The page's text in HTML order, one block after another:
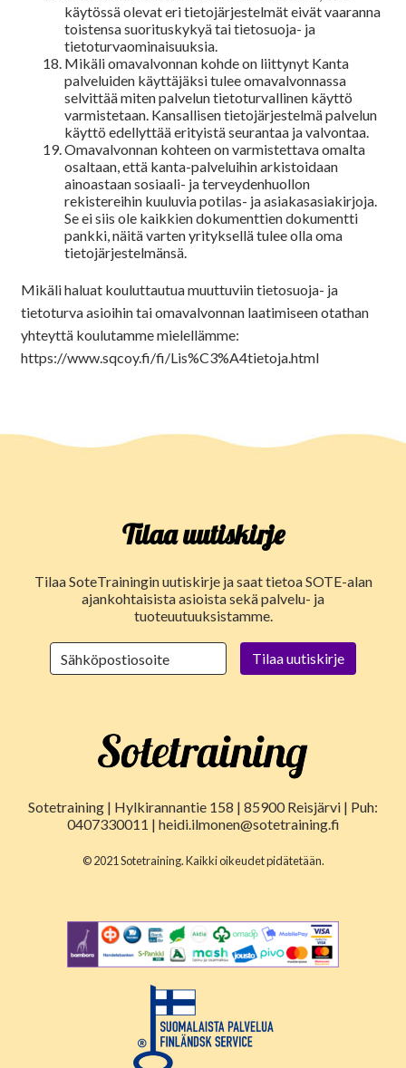
käytössä olevat eri tietojärjestelmät eivät vaaranna
toistensa suorituskykyä tai tietosuoja- ja
tietoturvaominaisuuksia.
Mikäli omavalvonnan kohde on liittynyt Kanta
palveluiden käyttäjäksi tulee omavalvonnassa
selvittää miten palvelun tietoturvallinen käyttö
varmistetaan. Kansallisen tietojärjestelmä palvelun
käyttö edellyttää erityistä seurantaa ja valvontaa.
Omavalvonnan kohteen on varmistettava omalta
osaltaan, että kanta-palveluihin arkistoidaan
ainoastaan sosiaali- ja terveydenhuollon
rekistereihin kuuluvia potilas- ja asiakasasiakirjoja.
Se ei siis ole kaikkien dokumenttien dokumentti
pankki, näitä varten yrityksellä tulee olla oma
tietojärjestelmänsä.
Mikäli haluat kouluttautua muuttuviin tietosuoja- ja
tietoturva asioihin tai omavalvonnan laatimiseen otathan
yhteyttä koulutamme mielellämme:
https://www.sqcoy.fi/fi/Lis%C3%A4tietoja.html
Tilaa uutiskirje
Tilaa SoteTrainingin uutiskirje ja saat tietoa SOTE-alan
ajankohtaisista asioista sekä palvelu- ja
tuoteuutuuksistamme.
Sotetraining | Hylkirannantie 158 | 85900 Reisjärvi | Puh:
0407330011 | heidi.ilmonen@sotetraining.fi
© 2021 Sotetraining. Kaikki oikeudet pidätetään.